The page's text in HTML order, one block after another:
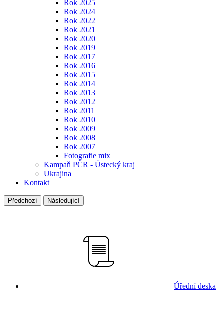
Rok 2025
Rok 2024
Rok 2022
Rok 2021
Rok 2020
Rok 2019
Rok 2017
Rok 2016
Rok 2015
Rok 2014
Rok 2013
Rok 2012
Rok 2011
Rok 2010
Rok 2009
Rok 2008
Rok 2007
Fotografie mix
Kampaň PČR - Ústecký kraj
Ukrajina
Kontakt
Předchozí Následující
Úřední deska